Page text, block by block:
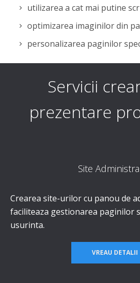
utilizarea a cat mai putine
optimizarea imaginilor din
personalizarea paginilor
Servicii
prezentare
Site
Crearea site-urilor cu panou de
faciliteaza gestionarea paginilor
usurinta.
VREAU DETALII